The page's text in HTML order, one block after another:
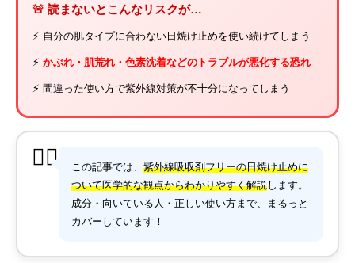
🚨 読まないとこんなリスクが…
⚡ 自分の肌タイプに合わない日焼け止めを使い続けてしまう
⚡ かぶれ・肌荒れ・色素沈着などのトラブルが悪化する恐れ
⚡ 間違った使い方で紫外線対策が不十分になってしまう
👩‍⚕️ この記事では、 紫外線吸収剤フリーの日焼け止めに
ついて医学的な観点からわかりやすく解説します。
成分・向いている人・正しい使い方まで、まるっと
カバーしています！